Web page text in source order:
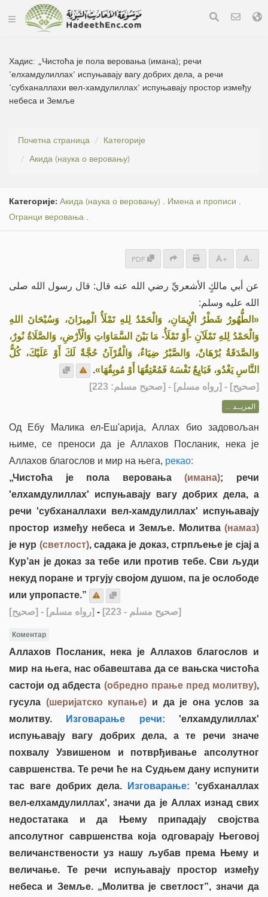
Хадис: „Чистоћа је пола веровања (имана); речи
'елхамдулиллах' испуњавају вагу добрих дела, а речи
'субханаллахи вел-хамдулиллах' испуњавају простор између
небеса и Земље
Почетна страница
Категорије
Акида (наука о веровању)
Категорије: Акида (наука о веровању) . Имена и прописи .
Огранци веровања .
PDF + -
عن أبي مالكٍ الأشعريِّ رضي الله عنه قال: قال رسول الله صلى
الله عليه وسلم:
«الطُّهُورُ شَطْرُ الْإِيمَانِ، وَالْحَمْدُ لِلهِ تَمْلَأُ الْمِيزَانَ، وَسُبْحَانَ اللهِ
وَالْحَمْدُ لِلهِ تَمْلَآنِ -أَوْ تَمْلَأُ- مَا بَيْنَ السَّمَاوَاتِ وَالْأَرْضِ، وَالصَّلَاةُ نُورٌ،
وَالصَّدَقَةُ بُرْهَانٌ، وَالصَّبْرُ ضِيَاءٌ، وَالْقُرْآنُ حُجَّةٌ لَكَ أَوْ عَلَيْكَ، كُلُّ
النَّاسِ يَغْدُو، فَبَايِعٌ نَفْسَهُ فَمُعْتِقُهَا أَوْ مُوبِقُهَا».
[صحيح] - [رواه مسلم] - [صحيح مسلم: 223]
المزيــد ...
Од Ебу Малика ел-Еш'арија, Аллах био задовољан
њиме, се преноси да је Аллахов Посланик, нека је
Аллахов благослов и мир на њега, рекао:
„Чистоћа је пола веровања(имана); речи
'елхамдулиллах' испуњавају вагу добрих дела, а
речи 'субханаллахи вел-хамдулиллах' испуњавају
простор између небеса и Земље. Молитва (намаз)
је нур (светлост), садака је доказ, стрпљење је сјај а
Кур’ан је доказ за тебе или против тебе. Сви људи
некуд поране и тргују својом душом, па је ослободе
или упропасте.”
[صحيح]
- [رواه مسلم] - [صحيح مسلم - 223]
Коментар
Аллахов Посланик, нека је Аллахов благослов и
мир на њега, нас обавештава да се вањска чистоћа
састоји од абдеста (обредно прање пред молитву),
гусула (шеријатско купање) и да је она услов за
молитву. Изговарање речи: 'елхамдулиллах'
испуњавају вагу добрих дела, а те речи значе
похвалу Узвишеном и потврђивање апсолутног
савршенства. Те речи ће на Судњем дану испунити
тас ваге добрих дела. Изговарање: 'субханаллах
вел-елхамдулиллах', значи да је Аллах изнад свих
недостатака и да Њему припадају својства
апсолутног савршенства која одговарају Његовој
величанствености уз нашу љубав према Њему и
величање. Те речи испуњавају простор између
небеса и Земље. „Молитва је светлост”, значи да